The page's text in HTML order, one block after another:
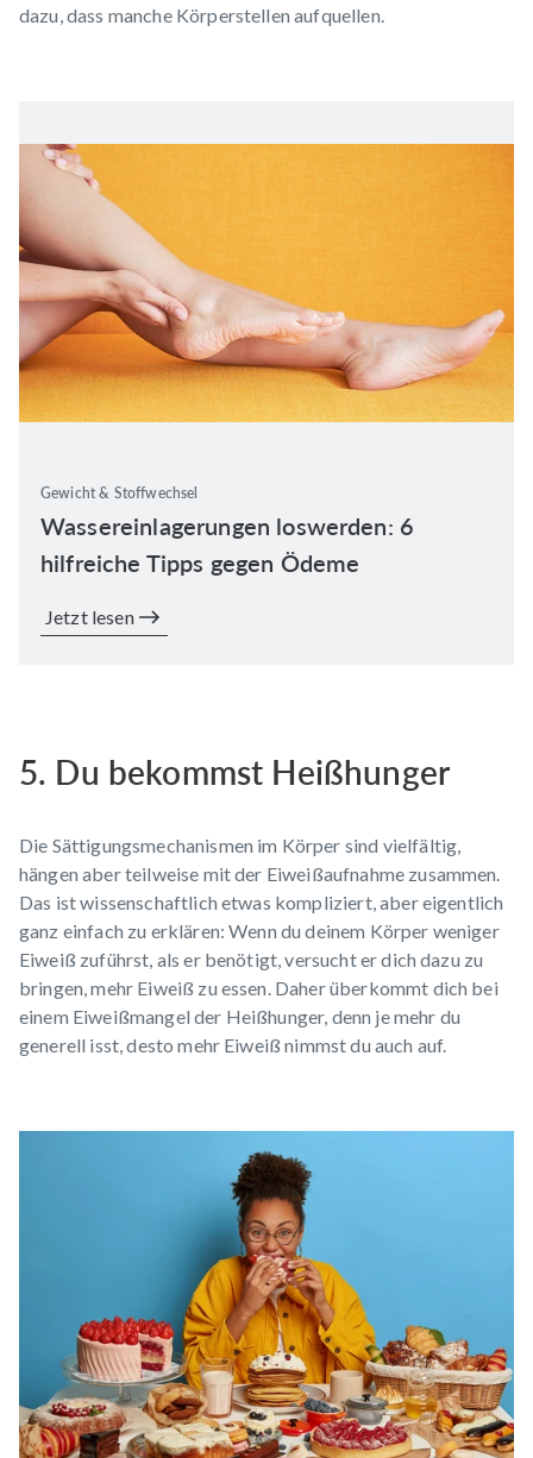
dazu, dass manche Körperstellen aufquellen.
Gewicht & Stoffwechsel
Wassereinlagerungen loswerden: 6
hilfreiche Tipps gegen Ödeme
Jetzt lesen
5. Du bekommst Heißhunger
Die Sättigungsmechanismen im Körper sind vielfältig,
hängen aber teilweise mit der Eiweißaufnahme zusammen.
Das ist wissenschaftlich etwas kompliziert, aber eigentlich
ganz einfach zu erklären: Wenn du deinem Körper weniger
Eiweiß zuführst, als er benötigt, versucht er dich dazu zu
bringen, mehr Eiweiß zu essen. Daher überkommt dich bei
einem Eiweißmangel der Heißhunger, denn je mehr du
generell isst, desto mehr Eiweiß nimmst du auch auf.